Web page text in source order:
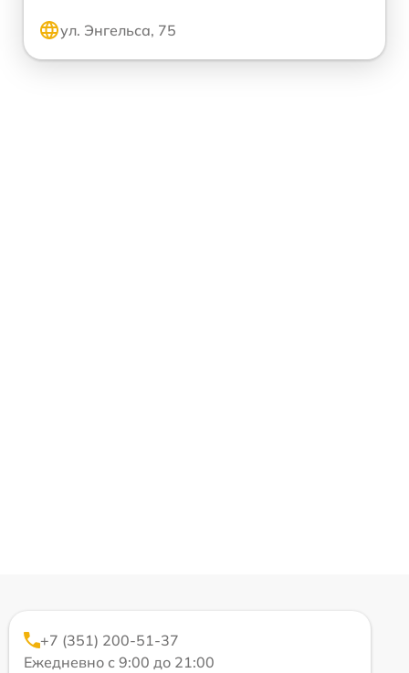
ул. Энгельса, 75
+7 (351) 200-51-37
Ежедневно с 9:00 до 21:00